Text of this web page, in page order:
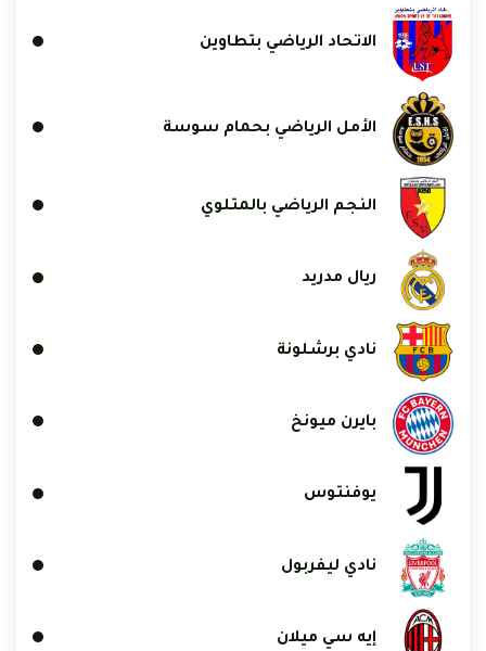
الاتحاد الرياضي بتطاوين
الأمل الرياضي بحمام سوسة
النجم الرياضي بالمتلوي
ريال مدريد
نادي برشلونة
بايرن ميونخ
يوفنتوس
نادي ليفربول
إيه سي ميلان